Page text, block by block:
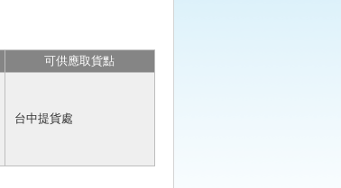
可供應取貨點
台中提貨處